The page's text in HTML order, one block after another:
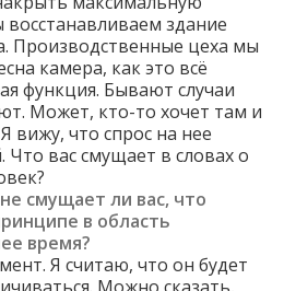
здание
Производственные цеха мы
камера, как это всё
функция. Бывают случаи
Может, кто-то хочет там и
вижу, что спрос на нее
вас смущает в словах о
смущает ли вас, что
в область
время?
Я считаю, что он будет